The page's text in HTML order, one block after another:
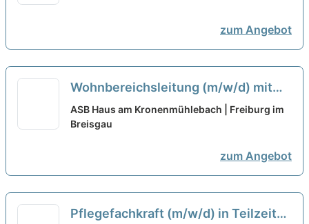
zum Angebot
Wohnbereichsleitung (m/w/d) mit
Berufserfahrung in Teilzeit (75%) -
Wir sehen Dich als Partner:in!
ASB Haus am Kronenmühlebach | Freiburg im
Breisgau
zum Angebot
Pflegefachkraft (m/w/d) in Teilzeit